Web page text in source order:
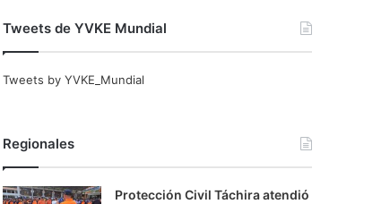
Tweets de YVKE Mundial
Tweets by YVKE_Mundial
Regionales
Protección Civil Táchira atendió